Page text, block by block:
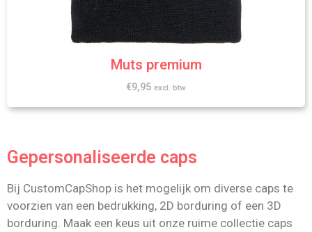
Muts premium
€9,95 excl. btw
Gepersonaliseerde caps
Bij CustomCapShop is het mogelijk om diverse caps te
voorzien van een bedrukking, 2D borduring of een 3D
borduring. Maak een keus uit onze ruime collectie caps